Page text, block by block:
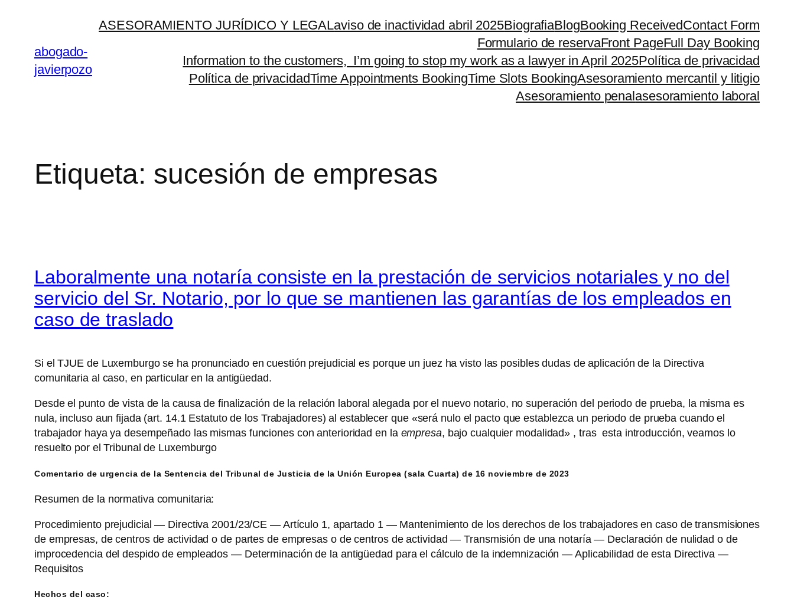
contenidoabogado-
javierpozo
ASESORAMIENTO JURÍDICO Y LEGALaviso de inactividad abril 2025BiografiaBlogBooking ReceivedContact Form
Formulario de reservaFront PageFull Day Booking
Information to the customers, I’m going to stop my work as a lawyer in April 2025Política de privacidad
Política de privacidadTime Appointments BookingTime Slots BookingAsesoramiento mercantil y litigio
Asesoramiento penalasesoramiento laboral
Etiqueta: sucesión de empresas
Laboralmente una notaría consiste en la prestación de servicios notariales y no del
servicio del Sr. Notario, por lo que se mantienen las garantías de los empleados en
caso de traslado
Si el TJUE de Luxemburgo se ha pronunciado en cuestión prejudicial es porque un juez ha visto las posibles dudas de aplicación de la Directiva
comunitaria al caso, en particular en la antigüedad.
Desde el punto de vista de la causa de finalización de la relación laboral alegada por el nuevo notario, no superación del periodo de prueba, la misma es
nula, incluso aun fijada (art. 14.1 Estatuto de los Trabajadores) al establecer que «será nulo el pacto que establezca un periodo de prueba cuando el
trabajador haya ya desempeñado las mismas funciones con anterioridad en la empresa, bajo cualquier modalidad» , tras esta introducción, veamos lo
resuelto por el Tribunal de Luxemburgo
Comentario de urgencia de la Sentencia del Tribunal de Justicia de la Unión Europea (sala Cuarta) de 16 noviembre de 2023
Resumen de la normativa comunitaria:
Procedimiento prejudicial — Directiva 2001/23/CE — Artículo 1, apartado 1 — Mantenimiento de los derechos de los trabajadores en caso de transmisiones
de empresas, de centros de actividad o de partes de empresas o de centros de actividad — Transmisión de una notaría — Declaración de nulidad o de
improcedencia del despido de empleados — Determinación de la antigüedad para el cálculo de la indemnización — Aplicabilidad de esta Directiva —
Requisitos
Hechos del caso: